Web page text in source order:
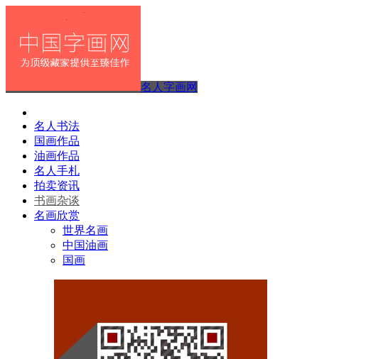
名人字画网
名人书法
国画作品
油画作品
名人手札
拍卖资讯
书画杂谈
名画欣赏
世界名画
中国油画
国画